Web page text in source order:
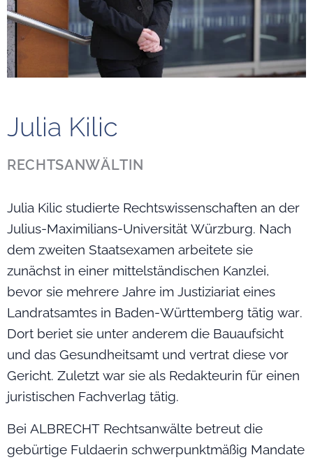
Julia Kilic
RECHTSANWÄLTIN
Julia Kilic studierte Rechtswissenschaften an der
Julius-Maximilians-Universität Würzburg. Nach
dem zweiten Staatsexamen arbeitete sie
zunächst in einer mittelständischen Kanzlei,
bevor sie mehrere Jahre im Justiziariat eines
Landratsamtes in Baden-Württemberg tätig war.
Dort beriet sie unter anderem die Bauaufsicht
und das Gesundheitsamt und vertrat diese vor
Gericht. Zuletzt war sie als Redakteurin für einen
juristischen Fachverlag tätig.
Bei ALBRECHT Rechtsanwälte betreut die
gebürtige Fuldaerin schwerpunktmäßig Mandate